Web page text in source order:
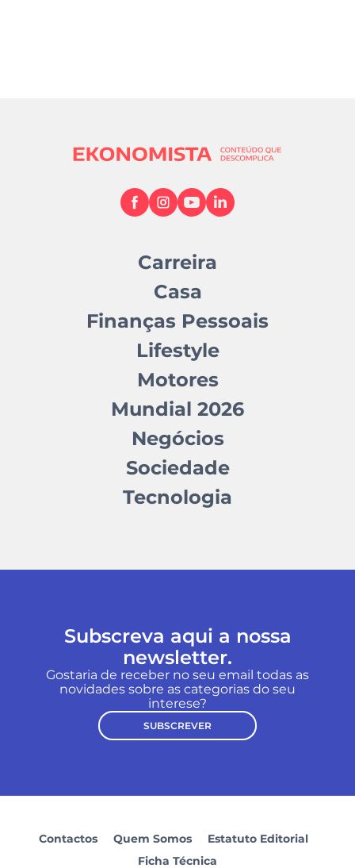
Carreira
Casa
Finanças Pessoais
Lifestyle
Motores
Mundial 2026
Negócios
Sociedade
Tecnologia
Subscreva aqui a nossa
newsletter.
Gostaria de receber no seu email todas as
novidades sobre as categorias do seu
interese?
SUBSCREVER
Contactos Quem Somos
Estatuto Editorial
Ficha Técnica